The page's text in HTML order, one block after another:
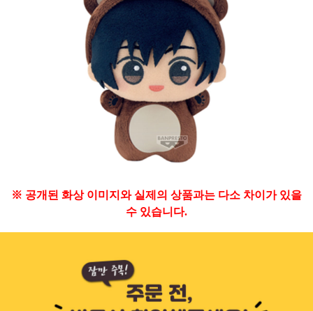
※ 공개된 화상 이미지와 실제의 상품과는 다소 차이가 있을
수 있습니다.